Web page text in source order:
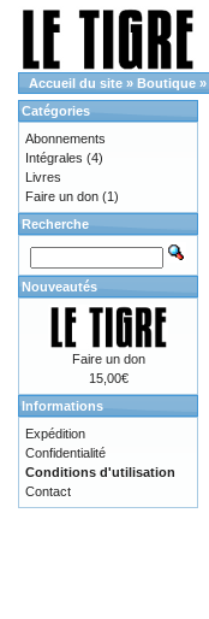
Accueil du site » Boutique »
Catégories
Abonnements
Intégrales (4)
Livres
Faire un don (1)
Recherche
Nouveautés
Faire un don
15,00€
Informations
Expédition
Confidentialité
Conditions d'utilisation
Contact